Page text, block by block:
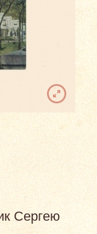
Сергею